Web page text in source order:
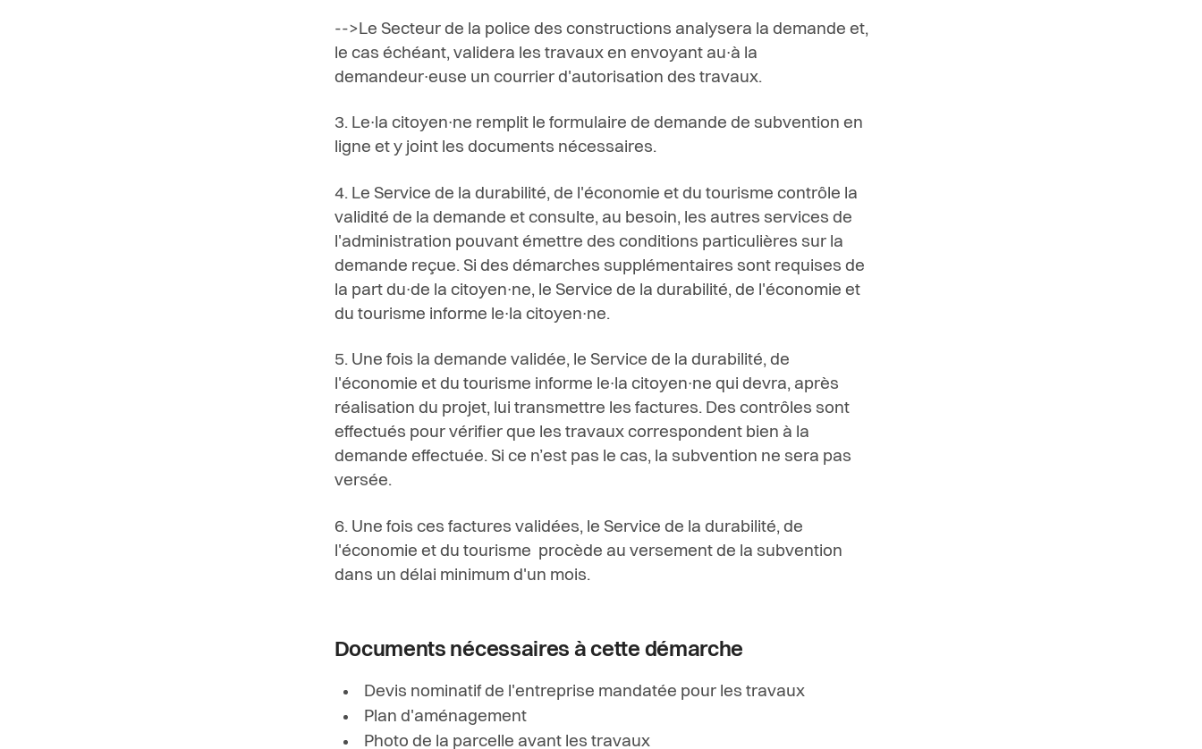
-->Le Secteur de la police des constructions analysera la demande et,
le cas échéant, validera les travaux en envoyant au∙à la
demandeur∙euse un courrier d'autorisation des travaux.
3. Le∙la citoyen∙ne remplit le formulaire de demande de subvention en
ligne et y joint les documents nécessaires.
4. Le Service de la durabilité, de l'économie et du tourisme contrôle la
validité de la demande et consulte, au besoin, les autres services de
l'administration pouvant émettre des conditions particulières sur la
demande reçue. Si des démarches supplémentaires sont requises de
la part du∙de la citoyen∙ne, le Service de la durabilité, de l'économie et
du tourisme informe le∙la citoyen∙ne.
5. Une fois la demande validée, le Service de la durabilité, de
l'économie et du tourisme informe le∙la citoyen∙ne qui devra, après
réalisation du projet, lui transmettre les factures. Des contrôles sont
effectués pour vérifier que les travaux correspondent bien à la
demande effectuée. Si ce n’est pas le cas, la subvention ne sera pas
versée.
6. Une fois ces factures validées, le Service de la durabilité, de
l'économie et du tourisme procède au versement de la subvention
dans un délai minimum d'un mois.
Documents nécessaires à cette démarche
Devis nominatif de l'entreprise mandatée pour les travaux
Plan d'aménagement
Photo de la parcelle avant les travaux